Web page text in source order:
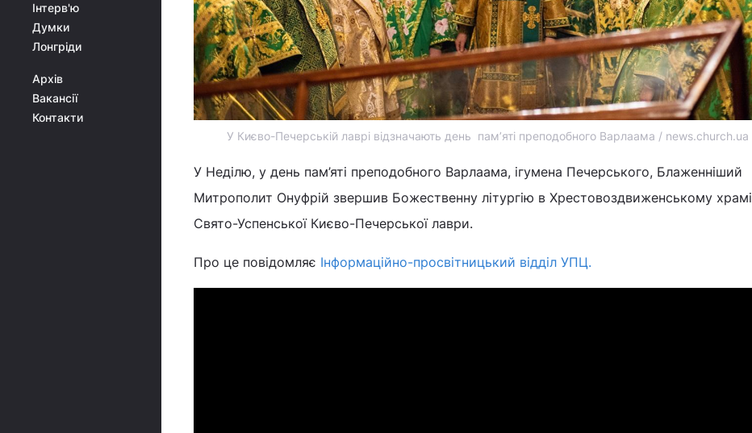
Інтерв'ю
Думки
Лонгріди
Архів
Вакансії
Контакти
У Києво-Печерській лаврі відзначають день пам’яті преподобного Варлаама / news.church.ua
У Неділю, у день пам’яті преподобного Варлаама, ігумена Печерського, Блаженніший
Митрополит Онуфрій звершив Божественну літургію в Хрестовоздвиженському храмі
Свято-Успенської Києво-Печерської лаври.
Про це повідомляє Інформаційно-просвітницький відділ УПЦ.